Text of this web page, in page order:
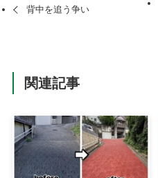
背中を追う争い
関連記事